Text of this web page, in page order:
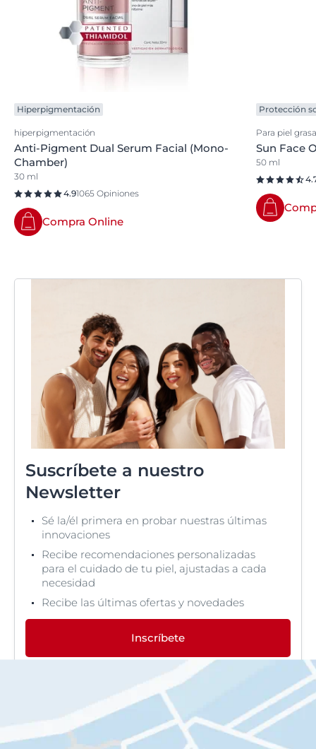
Hiperpigmentación
hiperpigmentación
Anti-Pigment Dual Serum Facial (Mono-
Chamber)
30 ml
4.91065 Opiniones
Compra Online
Protección
Para piel
Sun Face
50 ml
Suscríbete a nuestro
Newsletter
Sé la/él primera en probar nuestras últimas
innovaciones
Recibe recomendaciones personalizadas
para el cuidado de tu piel, ajustadas a cada
necesidad
Recibe las últimas ofertas y novedades
Inscríbete